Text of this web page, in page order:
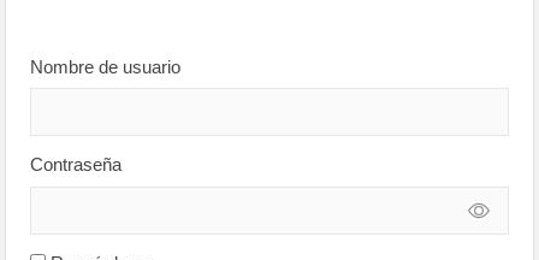
Nombre de usuario
Contraseña